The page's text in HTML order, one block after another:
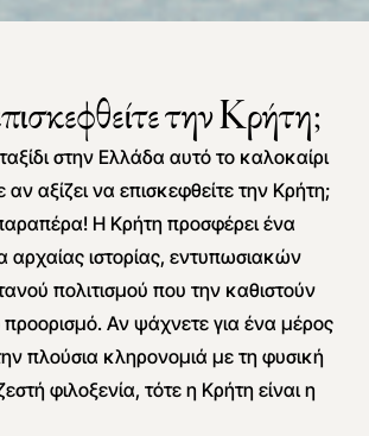
την Κρήτη;
στην Ελλάδα αυτό το καλοκαίρι
αν αξίζει να επισκεφθείτε την Κρήτη;
Η Κρήτη προσφέρει ένα
αρχαίας ιστορίας, εντυπωσιακών
πολιτισμού που την καθιστούν
προορισμό. Αν ψάχνετε για ένα μέρος
πλούσια κληρονομιά με τη φυσική
φιλοξενία, τότε η Κρήτη είναι η